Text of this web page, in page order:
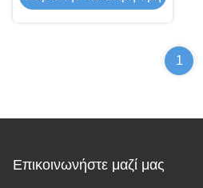
1
Επικοινωνήστε μαζί μας